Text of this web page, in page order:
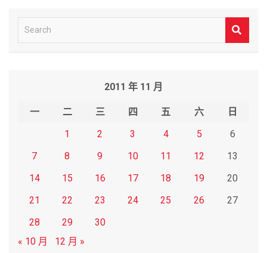
e
2011 年 11 月
一 二 三 四 五 六
日
1
2 3 4 5
6
7
8 9 10 11 12
13
14
15 16 17 18 19
20
21
22 23 24 25 26
27
28
29
30
« 10 月
12 月 »